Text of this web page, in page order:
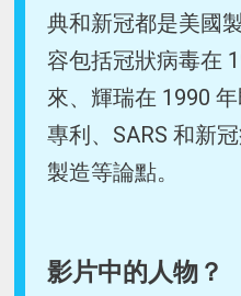
典和新冠都是美國
容包括冠狀病毒在
來、輝瑞在 1990
專利、SARS 和新
製造等論點。
影片中的人物？